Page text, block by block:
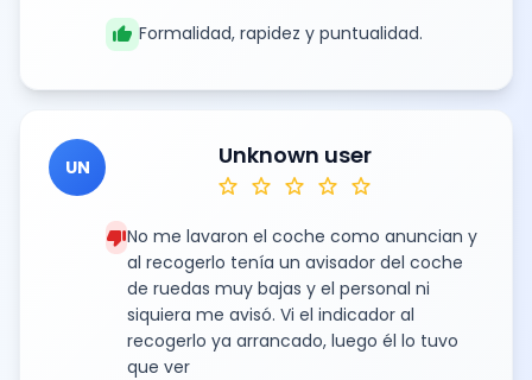
thumb_up Formalidad, rapidez y puntualidad.
UN Unknown user
star star star star star
thumb_downNo me lavaron el coche como anuncian y
al recogerlo tenía un avisador del coche
de ruedas muy bajas y el personal ni
siquiera me avisó. Vi el indicador al
recogerlo ya arrancado, luego él lo tuvo
que ver